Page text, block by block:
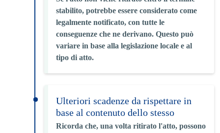
stabilito, potrebbe essere considerato come
legalmente notificato, con tutte le
conseguenze che ne derivano. Questo può
variare in base alla legislazione locale e al
tipo di atto.
Ulteriori scadenze da rispettare in
base al contenuto dello stesso
Ricorda che, una volta ritirato l'atto, possono